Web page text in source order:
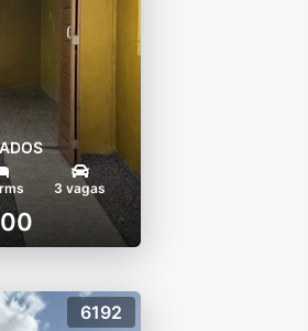
3 vagas
6192